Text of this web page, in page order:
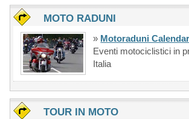
MOTO RADUNI
» Motoraduni
Eventi motociclistici in
Italia
TOUR IN MOTO